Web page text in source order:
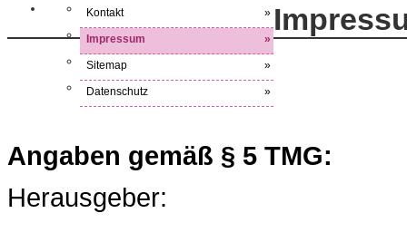
Kontakt »
Impressum »
Sitemap »
Datenschutz »
Angaben gemäß § 5 TMG:
Herausgeber: